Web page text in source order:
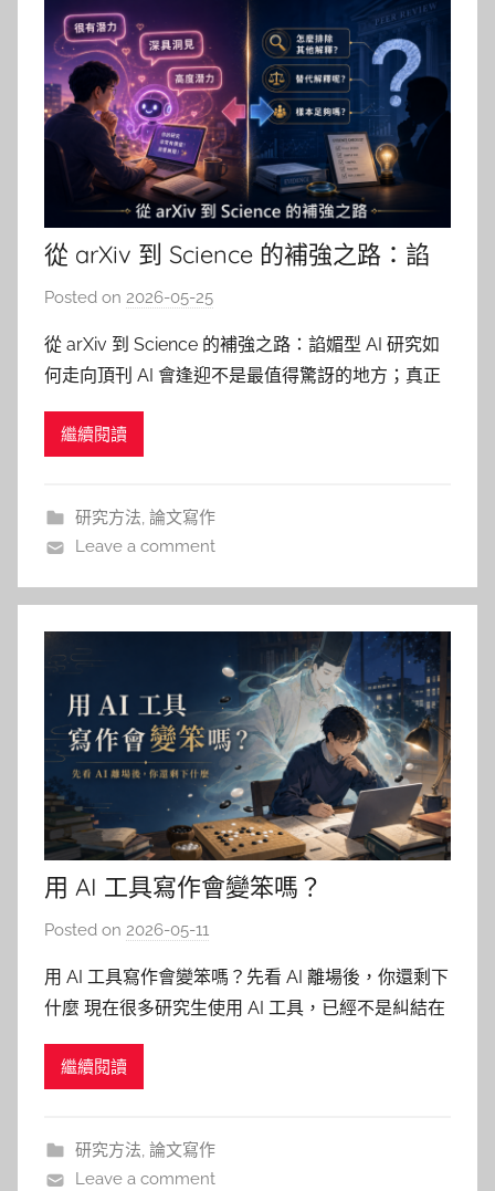
從 arXiv 到 Science 的補強之路：諂
媚型 AI 研究如何走向頂刊
Posted on 2026-05-25
柯
文
從 arXiv 到 Science 的補強之路：諂媚型 AI 研究如
何走向頂刊 AI 會逢迎不是最值得驚訝的地方；真正
值得學的是，研究者如何把「大家都有感」的現象，
做成可測量、可檢驗，也能承受頂刊審稿挑戰的研
繼續閱讀
研究方法, 論文寫作
Leave a comment
用 AI 工具寫作會變笨嗎？
Posted on 2026-05-11
柯
文
用 AI 工具寫作會變笨嗎？先看 AI 離場後，你還剩下
什麼 現在很多研究生使用 AI 工具，已經不是糾結在
「自己有沒有跟上時代」，而是用到開始有點心虛
了；摘要卡住，請 AI 幫忙！引言不知道怎麼開，請
繼續閱讀
研究方法, 論文寫作
Leave a comment